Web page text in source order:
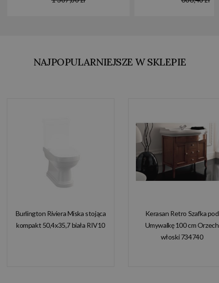
NAJPOPULARNIEJSZE W SKLEPIE
Burlington Riviera Miska stojąca
kompakt 50,4x35,7 biała RIV10
Kerasan Retro Szafka pod
Umywalkę 100 cm Orzech
włoski 734740